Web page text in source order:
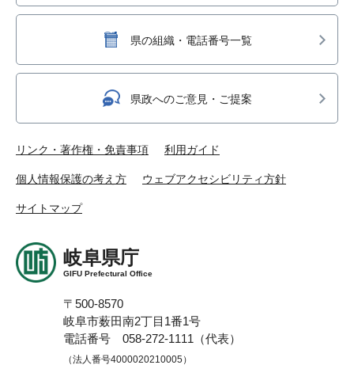
県の組織・電話番号一覧
県政へのご意見・ご提案
リンク・著作権・免責事項 利用ガイド
個人情報保護の考え方 ウェブアクセシビリティ方針
サイトマップ
岐阜県庁
GIFU Prefectural Office
〒500-8570
岐阜市薮田南2丁目1番1号
電話番号 058-272-1111（代表）
（法人番号4000020210005）